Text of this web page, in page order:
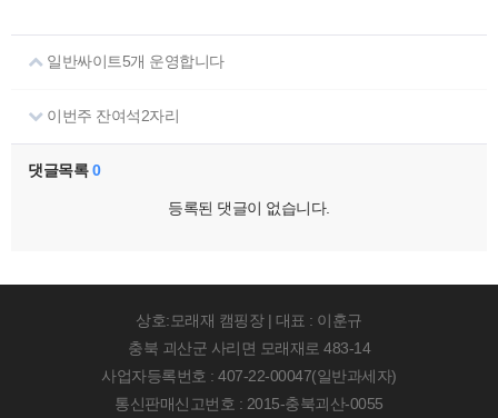
일반싸이트5개 운영합니다
이번주 잔여석2자리
댓글목록0
등록된 댓글이 없습니다.
상호:모래재 캠핑장 | 대표 : 이훈규
충북 괴산군 사리면 모래재로 483-14
사업자등록번호 : 407-22-00047(일반과세자)
통신판매신고번호 : 2015-충북괴산-0055